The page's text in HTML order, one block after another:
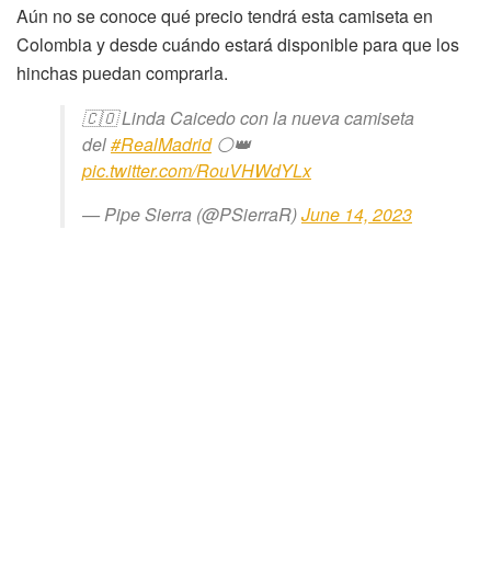
Aún no se conoce qué precio tendrá esta camiseta en
Colombia y desde cuándo estará disponible para que los
hinchas puedan comprarla.
🇨🇴 Linda Caicedo con la nueva camiseta
del#RealMadrid⚪️👑
pic.twitter.com/RouVHWdYLx
— Pipe Sierra (@PSierraR)June 14, 2023